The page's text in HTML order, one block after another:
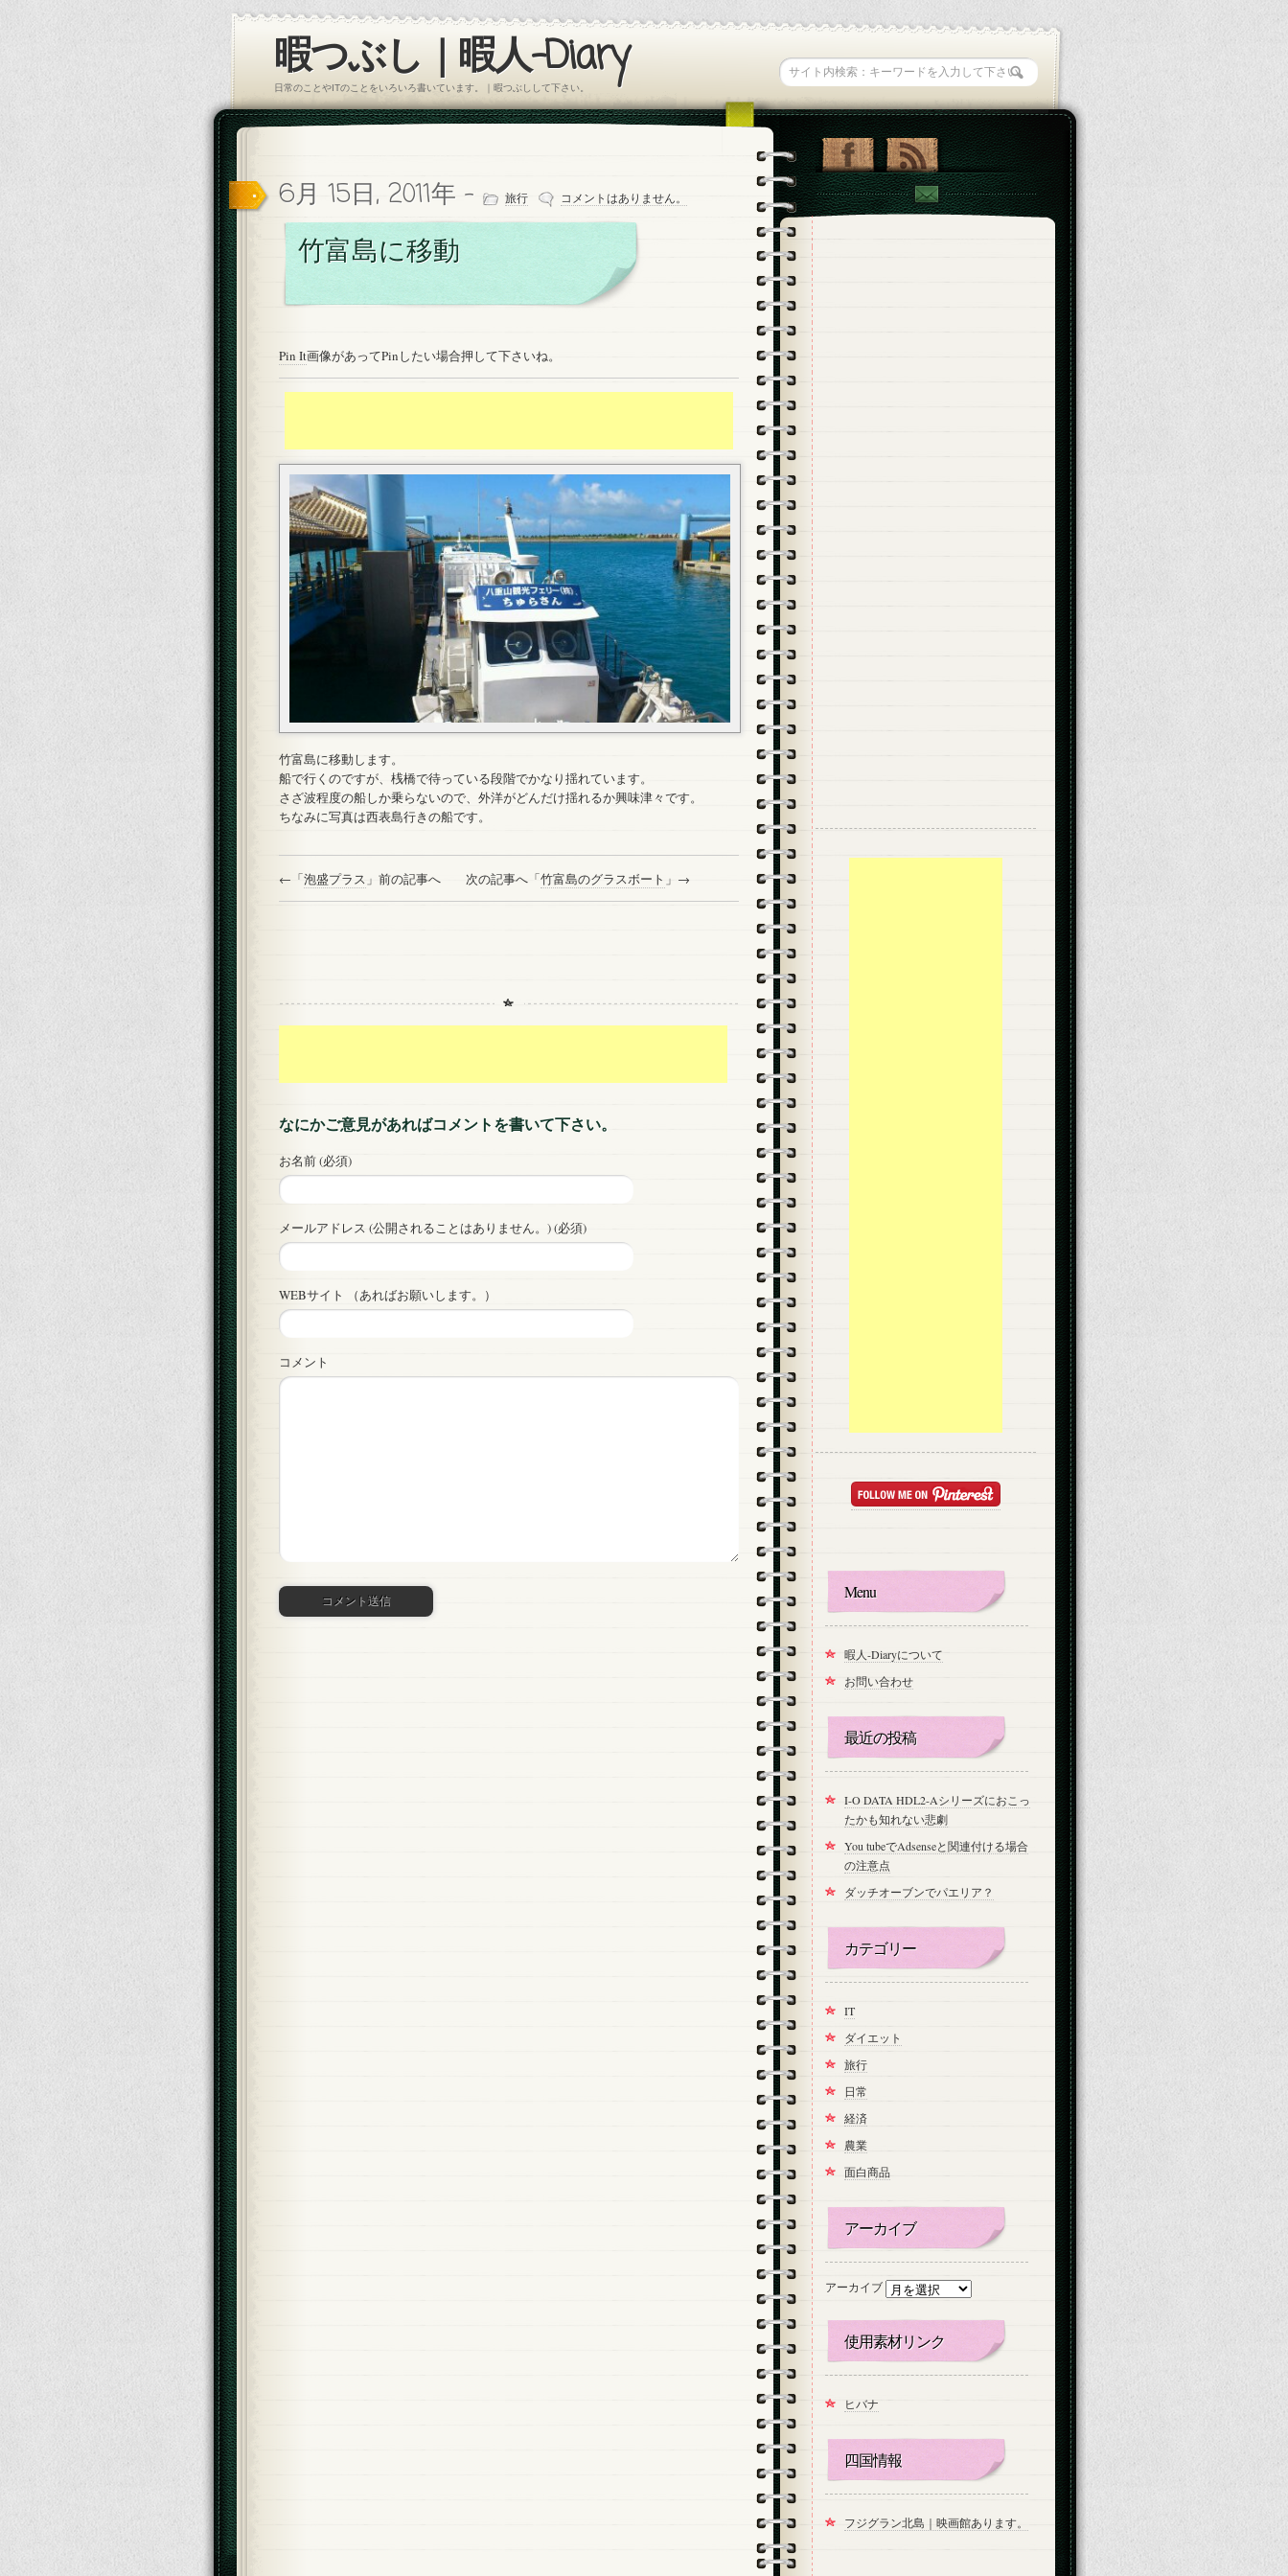
暇つぶし｜暇人-Diary
日常のことやITのことをいろいろ書いています。｜暇つぶしして下さい。
6月 15日, 2011年 - 旅行 コメントはありません。
竹富島に移動
Pin It画像があってPinしたい場合押して下さいね。
竹富島に移動します。
船で行くのですが、桟橋で待っている段階でかなり揺れています。
さざ波程度の船しか乗らないので、外洋がどんだけ揺れるか興味津々です。
ちなみに写真は西表島行きの船です。
←「泡盛プラス 」前の記事へ 次の記事へ「竹富島のグラスボート 」→
なにかご意見があればコメントを書いて下さい。
お名前 (必須)
メールアドレス (公開されることはありません。) (必須)
WEBサイト （あればお願いします。）
コメント
Menu
暇人-Diaryについて
お問い合わせ
最近の投稿
I-O DATA HDL2-Aシリーズにおこっ
たかも知れない悲劇
You tubeでAdsenseと関連付ける場合
の注意点
ダッチオーブンでパエリア？
カテゴリー
IT
ダイエット
旅行
日常
経済
農業
面白商品
アーカイブ
アーカイブ
使用素材リンク
ヒバナ
四国情報
フジグラン北島｜映画館あります。